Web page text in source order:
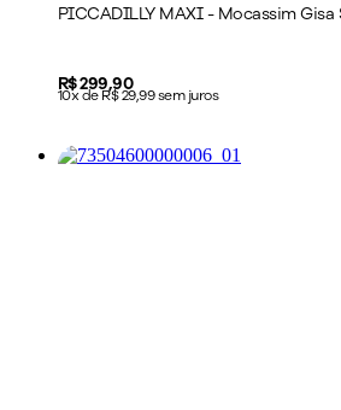
PICCADILLY MAXI - Mocassim
Price:
R$ 299,90
10x de R$ 29,99 sem juros